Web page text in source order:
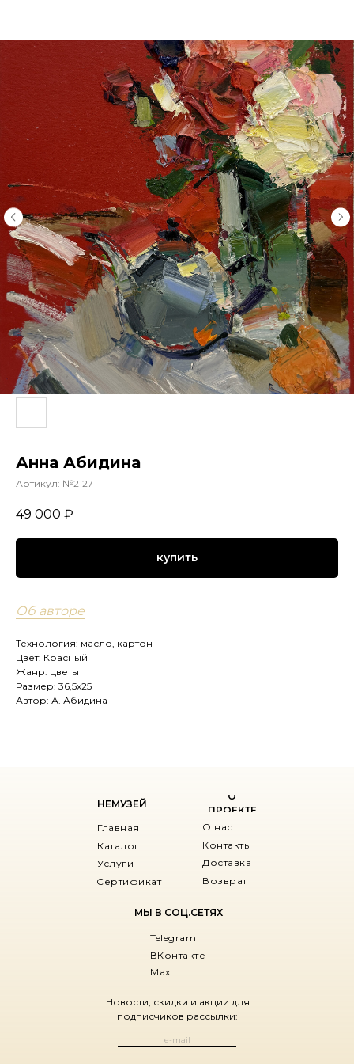
Анна Абидина
Артикул: №2127
49 000 ₽
купить
Об авторе
Технология: масло, картон
Цвет: Красный
Жанр: цветы
Размер: 36,5х25
Автор: А. Абидина
Новости, скидки и акции для
подписчиков рассылки:
Главная
Услуги Доставка
О нас
Контакты
Каталог
Возврат
НЕМУЗЕЙ
О
ПРОЕКТЕ
Сертификат
МЫ В СОЦ.СЕТЯХ
Telegram
ВКонтакте
Max